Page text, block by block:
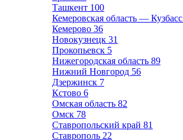
Ташкент 100
Кемеровская область — Кузбасс
Кемерово 36
Новокузнецк 31
Прокопьевск 5
Нижегородская область 89
Нижний Новгород 56
Дзержинск 7
Кстово 6
Омская область 82
Омск 78
Ставропольский край 81
Ставрополь 22